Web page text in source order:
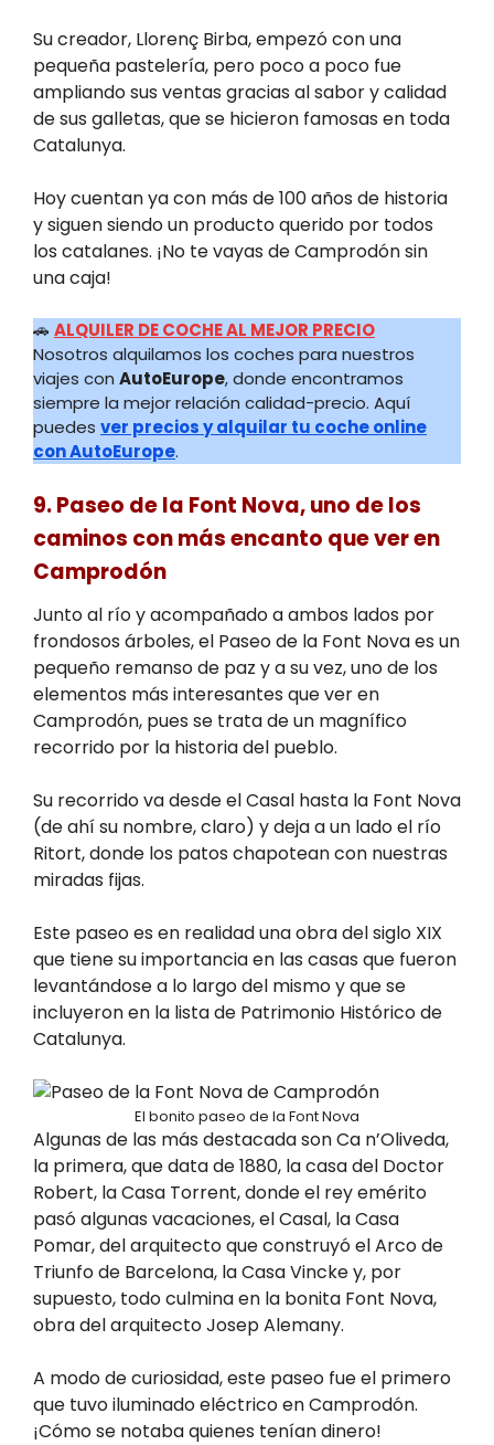
Su creador, Llorenç Birba, empezó con una
pequeña pastelería, pero poco a poco fue
ampliando sus ventas gracias al sabor y calidad
de sus galletas, que se hicieron famosas en toda
Catalunya.
Hoy cuentan ya con más de 100 años de historia
y siguen siendo un producto querido por todos
los catalanes. ¡No te vayas de Camprodón sin
una caja!
🚗 ALQUILER DE COCHE AL MEJOR PRECIO
Nosotros alquilamos los coches para nuestros
viajes con AutoEurope, donde encontramos
siempre la mejor relación calidad-precio. Aquí
puedes ver precios y alquilar tu coche online
con AutoEurope.
9. Paseo de la Font Nova, uno de los
caminos con más encanto que ver en
Camprodón
Junto al río y acompañado a ambos lados por
frondosos árboles, el Paseo de la Font Nova es un
pequeño remanso de paz y a su vez, uno de los
elementos más interesantes que ver en
Camprodón, pues se trata de un magnífico
recorrido por la historia del pueblo.
Su recorrido va desde el Casal hasta la Font Nova
(de ahí su nombre, claro) y deja a un lado el río
Ritort, donde los patos chapotean con nuestras
miradas fijas.
Este paseo es en realidad una obra del siglo XIX
que tiene su importancia en las casas que fueron
levantándose a lo largo del mismo y que se
incluyeron en la lista de Patrimonio Histórico de
Catalunya.
El bonito paseo de la Font Nova
Algunas de las más destacada son Ca n’Oliveda,
la primera, que data de 1880, la casa del Doctor
Robert, la Casa Torrent, donde el rey emérito
pasó algunas vacaciones, el Casal, la Casa
Pomar, del arquitecto que construyó el Arco de
Triunfo de Barcelona, la Casa Vincke y, por
supuesto, todo culmina en la bonita Font Nova,
obra del arquitecto Josep Alemany.
A modo de curiosidad, este paseo fue el primero
que tuvo iluminado eléctrico en Camprodón.
¡Cómo se notaba quienes tenían dinero!